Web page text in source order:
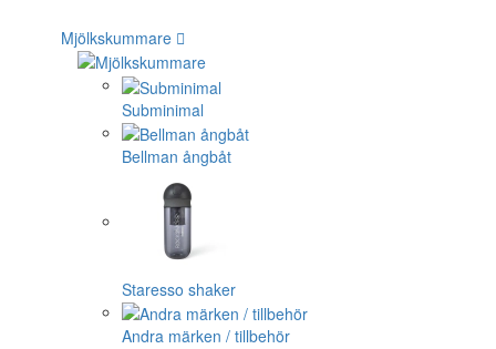
Mjölkskummare
Subminimal
Bellman ångbåt
Staresso shaker
Andra märken / tillbehör